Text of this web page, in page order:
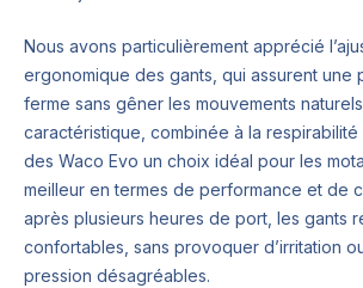
Nous avons particulièrement apprécié
ergonomique des gants, qui assurent une
ferme sans gêner les mouvements
caractéristique, combinée à la
des Waco Evo un choix idéal pour les
meilleur en termes de performance et de
après plusieurs heures de port, les gants
confortables, sans provoquer d’irritation
pression désagréables.